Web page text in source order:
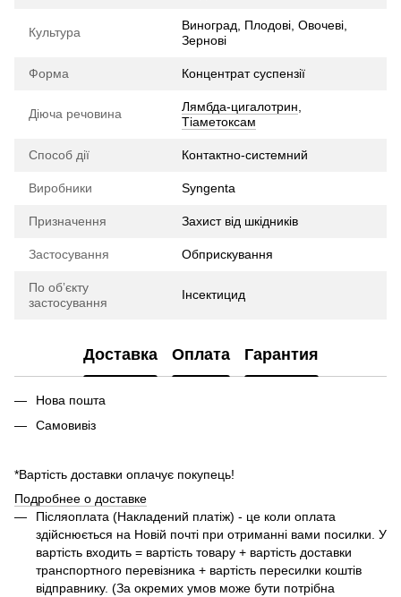
Культура
Виноград, Плодові, Овочеві,
Зернові
Форма Концентрат суспензії
Діюча речовина Лямбда-цигалотрин
Тіаметоксам
Способ дії Контактно-системний
Виробники Syngenta
Призначення Захист від шкідників
Застосування Обприскування
По обʼєкту
застосування
Інсектицид
Доставка Оплата Гарантия
Нова пошта
Самовивіз
*Вартість доставки оплачує покупець!
Подробнее о доставке
Піcляоплата (Накладений платіж) - це коли оплата
здійснюється на Новій почті при отриманні вами посилки. У
вартість входить = вартість товару + вартість доставки
транспортного перевізника + вартість пересилки коштів
відправнику. (За окремих умов може бути потрібна